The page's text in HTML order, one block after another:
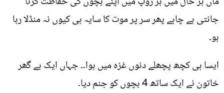
جانتی ہے چاہے پھر سر پر موت کا سایہ ہی کیوں نہ منڈلا رہا
ہو۔
ایسا ہی کچھ پچھلے دنوں غزہ میں ہوا۔۔ جہاں ایک بے گھر
خاتون نے ایک ساتھ 4 بچوں کو جنم دیا۔